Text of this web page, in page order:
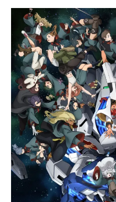
Paper Star Fighters
Homemade Studio
Blender Training
English